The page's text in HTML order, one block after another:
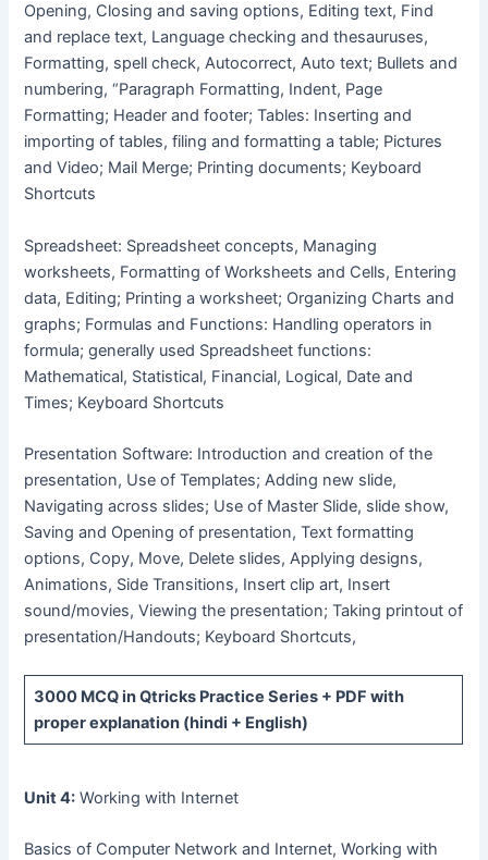
Opening, Closing and saving options, Editing text, Find
and replace text, Language checking and thesauruses,
Formatting, spell check, Autocorrect, Auto text; Bullets and
numbering, “Paragraph Formatting, Indent, Page
Formatting; Header and footer; Tables: Inserting and
importing of tables, filing and formatting a table; Pictures
and Video; Mail Merge; Printing documents; Keyboard
Shortcuts
Spreadsheet: Spreadsheet concepts, Managing
worksheets, Formatting of Worksheets and Cells, Entering
data, Editing; Printing a worksheet; Organizing Charts and
graphs; Formulas and Functions: Handling operators in
formula; generally used Spreadsheet functions:
Mathematical, Statistical, Financial, Logical, Date and
Times; Keyboard Shortcuts
Presentation Software: Introduction and creation of the
presentation, Use of Templates; Adding new slide,
Navigating across slides; Use of Master Slide, slide show,
Saving and Opening of presentation, Text formatting
options, Copy, Move, Delete slides, Applying designs,
Animations, Side Transitions, Insert clip art, Insert
sound/movies, Viewing the presentation; Taking printout of
presentation/Handouts; Keyboard Shortcuts,
3000 MCQin Qtricks Practice Series + PDF with
proper explanation (hindi + English)
Unit 4: Working with Internet
Basics of Computer Network and Internet, Working with